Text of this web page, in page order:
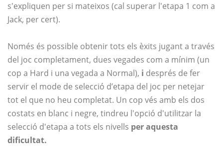
s'expliquen per si mateixos (cal superar l'etapa 1 com a
Jack, per cert).
Només és possible obtenir tots els èxits jugant a través
del joc completament, dues vegades com a mínim (un
cop a Hard i una vegada a Normal), i després de fer
servir el mode de selecció d’etapa del joc per netejar
tot el que no heu completat. Un cop vés amb els dos
costats en blanc i negre, tindreu l'opció d'utilitzar la
selecció d'etapa a tots els nivells per aquesta
dificultat.